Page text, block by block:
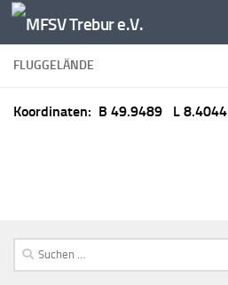
Zum Inhalt springen
FLUGGELÄNDE
Koordinaten: B 49.9489 L 8.4044
Suchen
nach: